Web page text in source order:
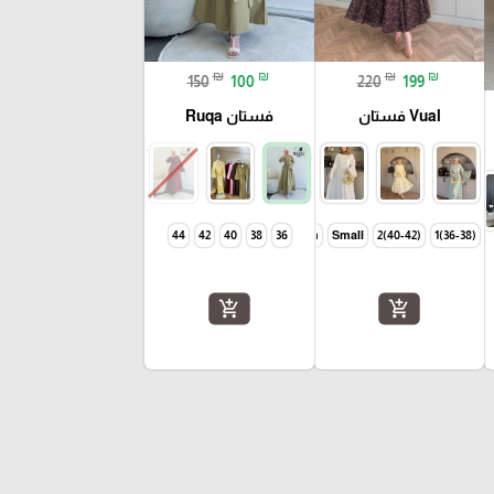
220 ₪ 199 ₪
Vual فستان
(36-38)1
(40-42)2
Small
Meduim
Large
add_shopping_cart
150 ₪ 100 ₪
فستان Ruqa
36
38
40
42
44
add_shopping_cart